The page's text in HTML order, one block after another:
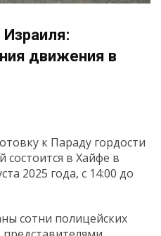
движения в
к Параду гордости
состоится в Хайфе в
2025 года, с 14:00 до
сотни полицейских